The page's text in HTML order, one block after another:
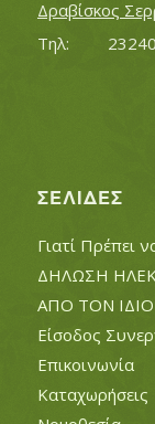
Δραβίσκος
Τηλ:
ΣΕΛΊΔΕΣ
Γιατί Πρέπει
ΔΗΛΩΣΗ
ΑΠΟ ΤΟΝ
Είσοδος
Επικοινωνία
Καταχωρήσεις